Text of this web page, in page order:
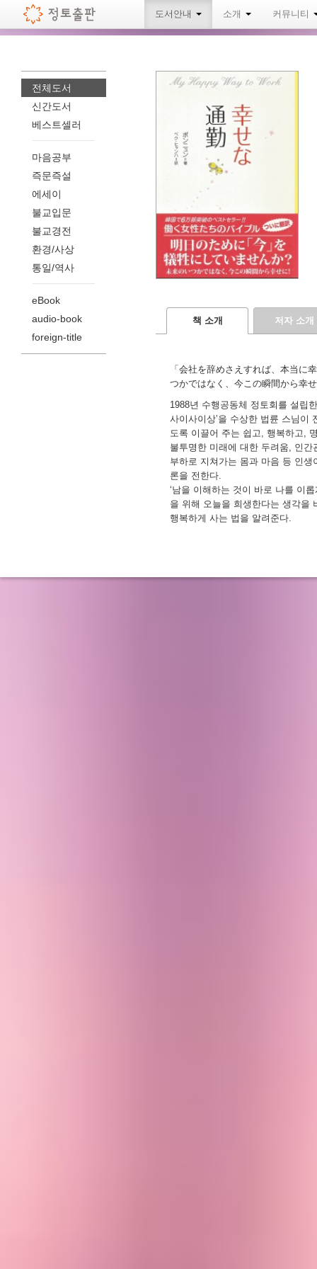
도서안내 소개 커뮤니티
책 소개 저자 소개
「会社を辞めさえすれば、本当に
つかではなく、今この瞬間から幸
1988년 수행공동체 정토회를 설립
사이사이상’을 수상한 법륜 스님이
도록 이끌어 주는 쉽고, 행복하고,
불투명한 미래에 대한 두려움, 인
부하로 지쳐가는 몸과 마음 등 인
론을 전한다.
‘남을 이해하는 것이 바로 나를 이롭
을 위해 오늘을 희생한다는 생각을
행복하게 사는 법을 알려준다.
전체도서
신간도서
베스트셀러
마음공부
즉문즉설
에세이
불교입문
불교경전
환경/사상
통일/역사
eBook
audio-book
foreign-title